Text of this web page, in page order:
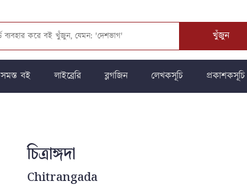
খুঁজুন
সমস্ত বই লাইব্রেরি ব্লগজিন লেখকসূচি প্রকাশকসূচি
চিত্রাঙ্গদা
Chitrangada